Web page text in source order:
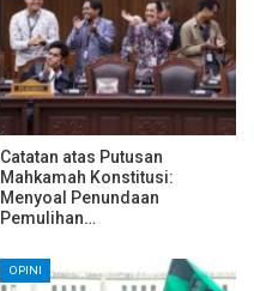
Catatan atas Putusan
Mahkamah Konstitusi:
Menyoal Penundaan
Pemulihan…
OPINI